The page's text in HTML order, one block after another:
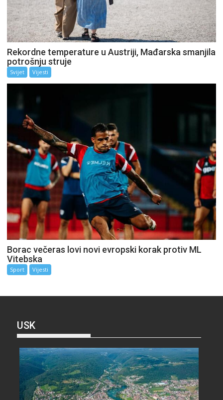
Rekordne temperature u Austriji, Mađarska smanjila
potrošnju struje
Svijet Vijesti
Borac večeras lovi novi evropski korak protiv ML
Vitebska
Sport Vijesti
USK